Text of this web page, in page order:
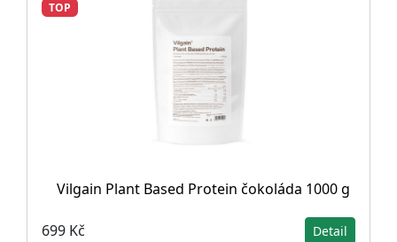
TOP
Vilgain Plant Based Protein čokoláda 1000 g
699 Kč Detail